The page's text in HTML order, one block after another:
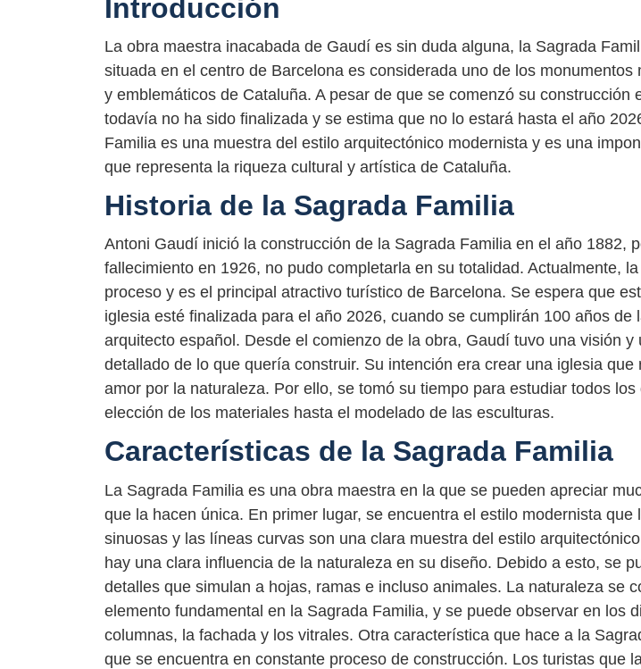
Introducción
La obra maestra inacabada de Gaudí es sin duda alguna, la Sagrada
situada en el centro de Barcelona es considerada uno de los monumentos
y emblemáticos de Cataluña. A pesar de que se comenzó su construcción
todavía no ha sido finalizada y se estima que no lo estará hasta el año
Familia es una muestra del estilo arquitectónico modernista y es una
que representa la riqueza cultural y artística de Cataluña.
Historia de la Sagrada Familia
Antoni Gaudí inició la construcción de la Sagrada Familia en el año 1882,
fallecimiento en 1926, no pudo completarla en su totalidad. Actualmente,
proceso y es el principal atractivo turístico de Barcelona. Se espera que
iglesia esté finalizada para el año 2026, cuando se cumplirán 100 años de
arquitecto español. Desde el comienzo de la obra, Gaudí tuvo una visión y
detallado de lo que quería construir. Su intención era crear una iglesia que
amor por la naturaleza. Por ello, se tomó su tiempo para estudiar todos
elección de los materiales hasta el modelado de las esculturas.
Características de la Sagrada Familia
La Sagrada Familia es una obra maestra en la que se pueden apreciar
que la hacen única. En primer lugar, se encuentra el estilo modernista que
sinuosas y las líneas curvas son una clara muestra del estilo
hay una clara influencia de la naturaleza en su diseño. Debido a esto, se
detalles que simulan a hojas, ramas e incluso animales. La naturaleza se
elemento fundamental en la Sagrada Familia, y se puede observar en los
columnas, la fachada y los vitrales. Otra característica que hace a la
que se encuentra en constante proceso de construcción. Los turistas que